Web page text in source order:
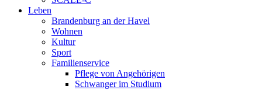
Leben
Brandenburg an der Havel
Wohnen
Kultur
Sport
Familienservice
Pflege von Angehörigen
Schwanger im Studium